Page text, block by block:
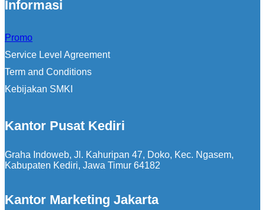
Informasi
Promo
Service Level Agreement
Term and Conditions
Kebijakan SMKI
Kantor Pusat Kediri
Graha Indoweb, Jl. Kahuripan 47, Doko, Kec. Ngasem,
Kabupaten Kediri, Jawa Timur 64182
Kantor Marketing Jakarta